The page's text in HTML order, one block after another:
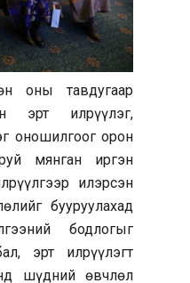
оны тавдугаар
эрт илрүүлэг,
оношилгоог орон
мянган иргэн
илэрсэн
бууруулахад
бодлогыг
эрт илрүүлэгт
шүдний өвчлөл